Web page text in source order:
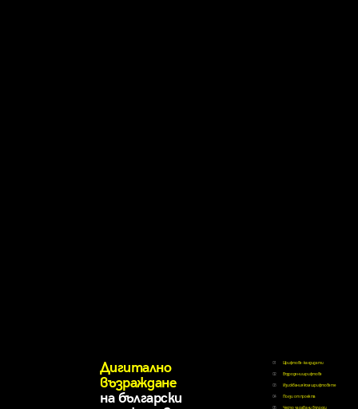
Дигитално
възраждане
на български
Шрифтове-кандидати
Възродени шрифтове
Изисквания към шрифтовете
Ползи от проекта
Често задавани въпроси
01
02
03
04
05